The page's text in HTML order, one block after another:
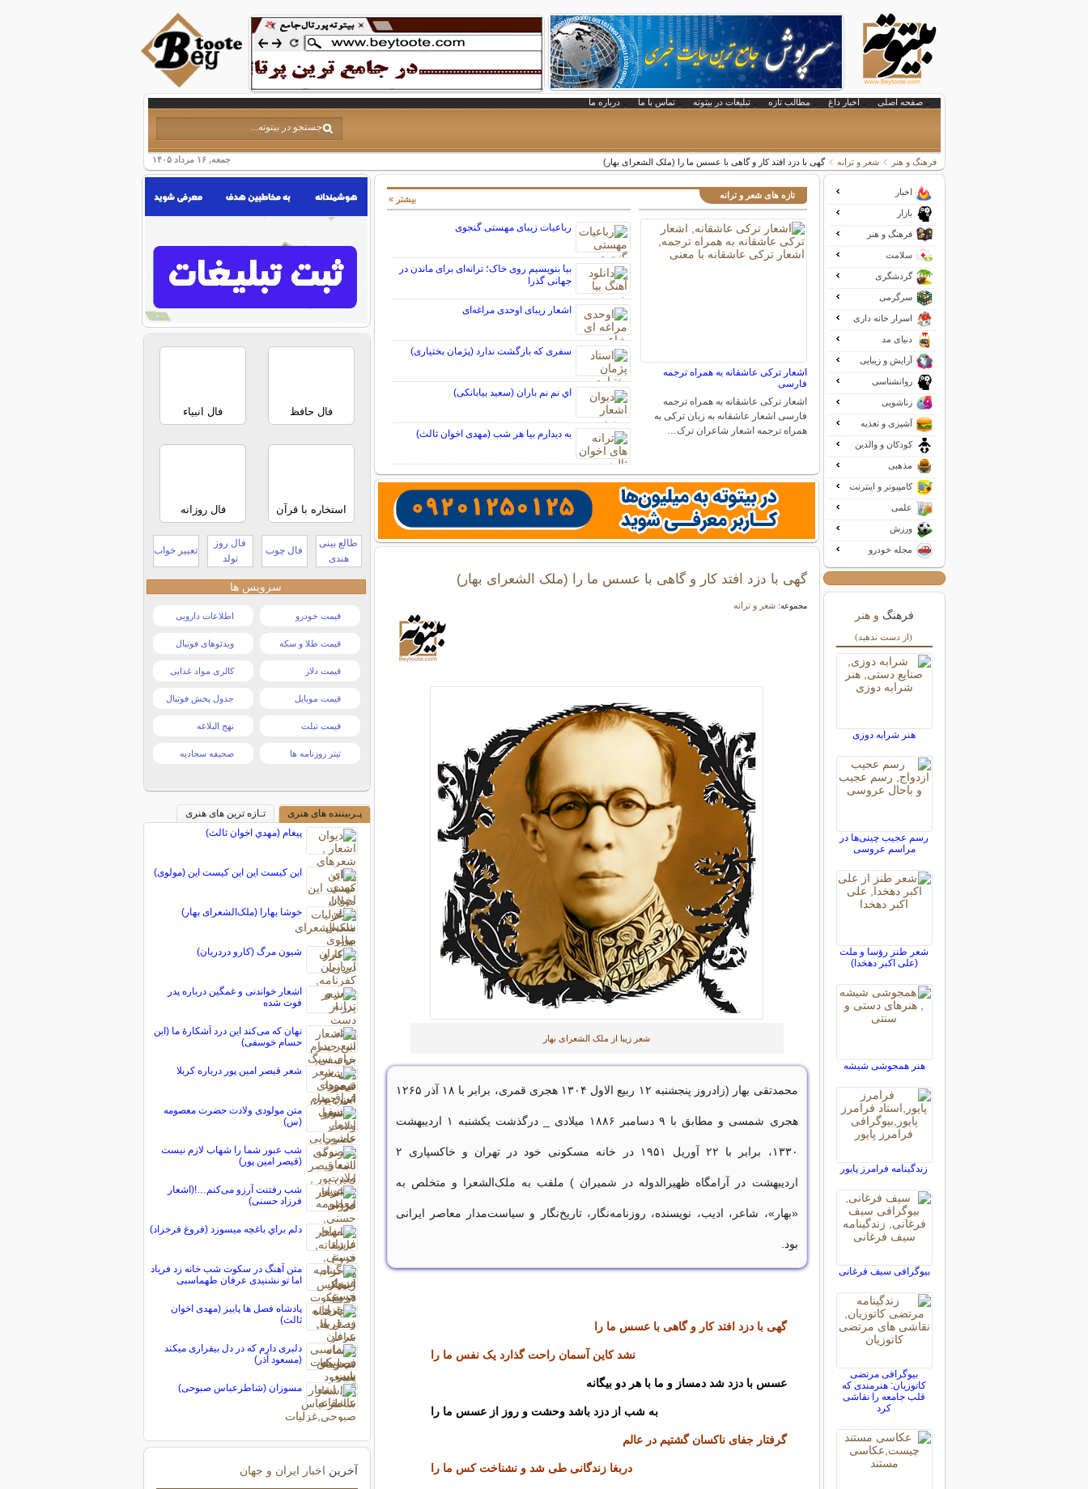
صفحه اصلی اخبار داغ مطالب تازه تبلیغات در بیتوته تماس با ما درباره ما
جمعه, ۱۶ مرداد ۱۴۰۵ فرهنگ و هنر شعر و ترانه گهی با دزد افتد کار و گاهی با عسس ما را (ملک الشعرای بهار)
تازه های شعر و ترانه
اشعار ترکی عاشقانه به همراه ترجمه
فارسی
اشعار ترکی عاشقانه به همراه ترجمه
فارسی اشعار عاشقانه به زبان ترکی به
همراه ترجمه اشعار شاعران ترک…
رباعیات زیبای مهستی گنجوی
بیا بنویسیم روی خاک؛ ترانه‌ای برای ماندن در
جهانی گذرا
اشعار زیبای اوحدی مراغه‌ای
سفری که بازگشت ندارد (پژمان بختیاری)
اي نم نم باران (سعید بیابانکی)
به دیدارم بیا هر شب (مهدی اخوان ثالث)
بیشتر »
گهی با دزد افتد کار و گاهی با عسس ما را (ملک الشعرای بهار)
مجموعه:شعر و ترانه
شعر زیبا از ملک الشعرای بهار
محمدتقی بهار (زادروز پنجشنبه ۱۲ ربیع الاول ۱۳۰۴ هجری قمری، برابر با ۱۸ آذر ۱۲۶۵
هجری شمسی و مطابق با ۹ دسامبر ۱۸۸۶ میلادی _ درگذشت یکشنبه ۱ اردیبهشت
۱۳۳۰، برابر با ۲۲ آوریل ۱۹۵۱ در خانه مسکونی خود در تهران و خاکسپاری ۲
اردیبهشت در آرامگاه ظهیرالدوله در شمیران ) ملقب به ملک‌الشعرا و متخلص به
«بهار»، شاعر، ادیب، نویسنده، روزنامه‌نگار، تاریخ‌نگار و سیاست‌مدار معاصر ایرانی
بود.
گهی با دزد افتد کار و گاهی با عسس ما را
نشد کاین آسمان راحت گذارد یک ‌نفس ما را
عسس با دزد شد دمساز و ما با هر دو بیگانه
به ‌شب ‌از دزد باشد وحشت ‌و روز از عسس‌ ما را
گرفتار جفای ناکسان گشتیم در عالم
دربغا زندگانی طی شد و نشناخت کس ما را
اخبار
بازار
فرهنگ و هنر
سلامت
گردشگری
سرگرمی
اسرار خانه داری
دنیای مد
آرایش و زیبایی
روانشناسی
زناشویی
آشپزی و تغذیه
کودکان و والدین
مذهبی
کامپیوتر و اینترنت
علمی
ورزش
مجله خودرو
فرهنگ و هنر
(از دست ندهید)
هنر شرابه دوزی
رسم عجیب چینی‌ها در
مراسم عروسی
شعر طنز رؤسا و ملت
(علی اکبر دهخدا)
هنر همجوشی شیشه
زندگینامه فرامرز پایور
بیوگرافی سیف فرغانی
بیوگرافی مرتضی
کاتوزیان: هنرمندی که
قلب جامعه را نقاشی
کرد
فال حافظ فال انبیاء
استخاره با قرآن فال روزانه
طالع بینی
هندی
فال چوب
فال روز
تولد
تعبیر خواب
سرویس ها
قیمت خودرو اطلاعات دارویی
قیمت طلا و سکه ویدئوهای فوتبال
قیمت دلار کالری مواد غذایی
قیمت موبایل جدول پخش فوتبال
قیمت تبلت نهج البلاغه
تیتر روزنامه ها صحیفه سجادیه
پـربیننده های هنری
تـازه ترین های هنری
پيغام (مهدي اخوان ثالث)
این کیست این این کیست این (مولوی)
خوشا بهارا (ملک‌الشعرای بهار)
شیون مرگ (کارو دردریان)
اشعار خواندنی و غمگین درباره پدر
فوت شده
نهان که می‌کند این درد آشکارهٔ ما (ابن
حسام خوسفی)
شعر قیصر امین پور درباره کربلا
متن مولودی ولادت حضرت معصومه
(س)
شب عبور شما را شهاب لازم نیست
(قیصر امین پور)
شب رفتنت آرزو می‌کنم…!(اشعار
فرزاد حسنی)
دلم براي باغچه ميسوزد (فروغ فرخزاد)
متن آهنگ در سکوت شب خانه زد فریاد
اما تو نشنیدی عرفان طهماسبی
پادشاه فصل ها پاییز (مهدی اخوان
ثالث)
دلبری دارم که در دل بیقراری میکند
(مسعود آذر)
مسوزان (شاطرعباس صبوحی)
آخرین اخبار ایران و جهان